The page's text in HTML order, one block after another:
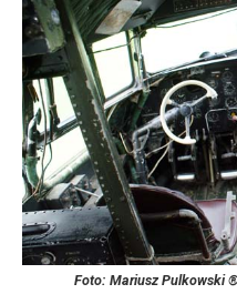
Foto: Mariusz Pulkowski